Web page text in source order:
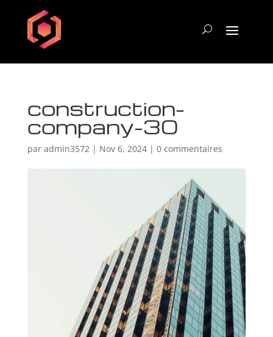
construction-
company-30
par admin3572| Nov 6, 2024| 0 commentaires